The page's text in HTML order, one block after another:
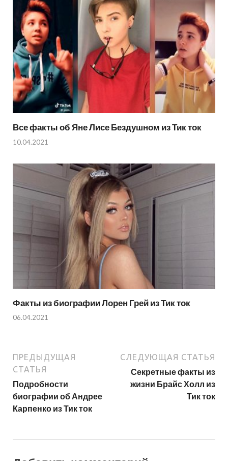
Все факты об Яне Лисе Бездушном из Тик ток
10.04.2021
Факты из биографии Лорен Грей из Тик ток
06.04.2021
ПРЕДЫДУЩАЯ
СТАТЬЯ
Подробности
биографии об Андрее
Карпенко из Тик ток
СЛЕДУЮЩАЯ СТАТЬЯ
Секретные факты из
жизни Брайс Холл из
Тик ток